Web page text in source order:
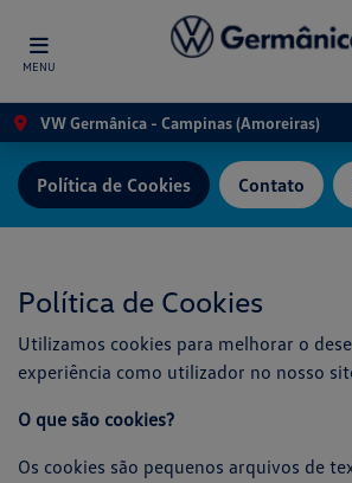
MENU
VW Germânica - Campinas (Amoreiras)
Contato
Política de Cookies
Política de Cookies
Utilizamos cookies para melhorar o
experiência como utilizador no nosso
O que são cookies?
Os cookies são pequenos arquivos de